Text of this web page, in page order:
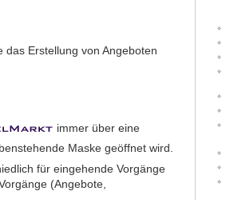
Erstellung von Angeboten
immer über eine
Maske geöffnet wird.
für eingehende Vorgänge
(Angebote,